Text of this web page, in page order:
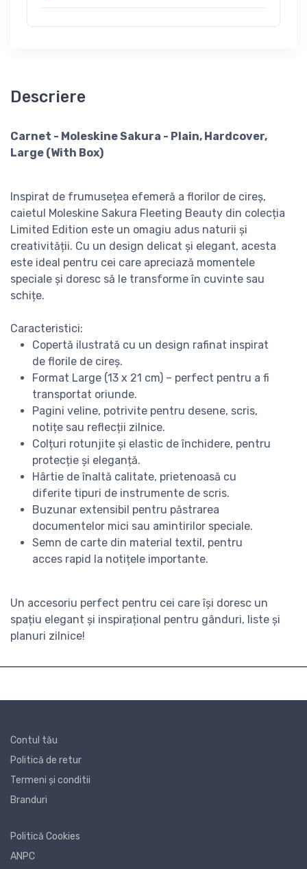
Descriere
Carnet - Moleskine Sakura - Plain, Hardcover,
Large (With Box)
Inspirat de frumusețea efemeră a florilor de cireș,
caietul Moleskine Sakura Fleeting Beauty din colecția
Limited Edition este un omagiu adus naturii și
creativității. Cu un design delicat și elegant, acesta
este ideal pentru cei care apreciază momentele
speciale și doresc să le transforme în cuvinte sau
schițe.
Caracteristici:
Copertă ilustrată cu un design rafinat inspirat
de florile de cireș.
Format Large (13 x 21 cm) – perfect pentru a fi
transportat oriunde.
Pagini veline, potrivite pentru desene, scris,
notițe sau reflecții zilnice.
Colțuri rotunjite și elastic de închidere, pentru
protecție și eleganță.
Hârtie de înaltă calitate, prietenoasă cu
diferite tipuri de instrumente de scris.
Buzunar extensibil pentru păstrarea
documentelor mici sau amintirilor speciale.
Semn de carte din material textil, pentru
acces rapid la notițele importante.
Un accesoriu perfect pentru cei care își doresc un
spațiu elegant și inspirațional pentru gânduri, liste și
planuri zilnice!
Contul tău
Politică de retur
Termeni și conditii
Branduri
Politică Cookies
ANPC